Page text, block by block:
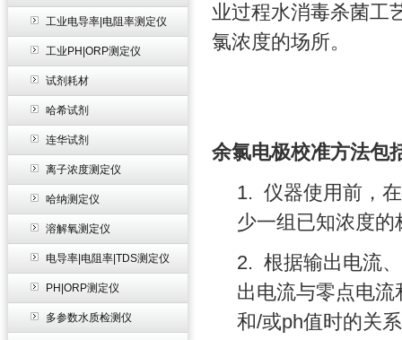
工业电导率|电阻率测定仪
工业PH|ORP测定仪
试剂耗材
哈希试剂
连华试剂
离子浓度测定仪
哈纳测定仪
溶解氧测定仪
电导率|电阻率|TDS测定仪
PH|ORP测定仪
多参数水质检测仪
业过程水消毒杀菌工
氯浓度的场所。
余氯电极校准方法包
1. 仪器使用前，
少一组已知浓度
2. 根据输出电流
出电流与零点电
和/或ph值时的关